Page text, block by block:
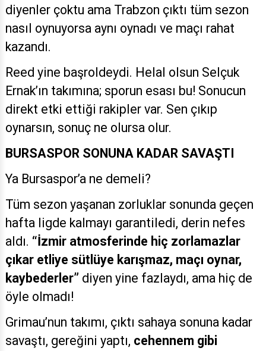
diyenler çoktu ama Trabzon çıktı tüm sezon
nasıl oynuyorsa aynı oynadı ve maçı rahat
kazandı.
Reed yine başroldeydi. Helal olsun Selçuk
Ernak’ın takımına; sporun esası bu! Sonucun
direkt etki ettiği rakipler var. Sen çıkıp
oynarsın, sonuç ne olursa olur.
BURSASPOR SONUNA KADAR SAVAŞTI
Ya Bursaspor’a ne demeli?
Tüm sezon yaşanan zorluklar sonunda geçen
hafta ligde kalmayı garantiledi, derin nefes
aldı. “İzmir atmosferinde hiç zorlamazlar
çıkar etliye sütlüye karışmaz, maçı oynar,
kaybederler” diyen yine fazlaydı, ama hiç de
öyle olmadı!
Grimau’nun takımı, çıktı sahaya sonuna kadar
savaştı, gereğini yaptı, cehennem gibi